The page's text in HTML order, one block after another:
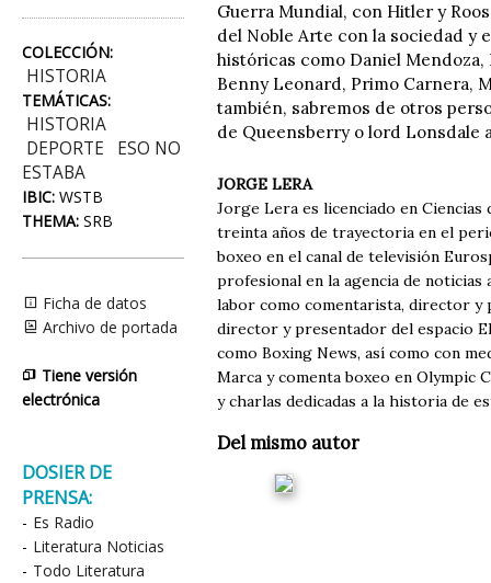
COLECCIÓN:
HISTORIA
TEMÁTICAS:
HISTORIA
DEPORTE
ESO NO
ESTABA
IBIC: WSTB
THEMA: SRB
Ficha de datos
Archivo de portada
Tiene versión
electrónica
DOSIER DE
PRENSA:
- Es Radio
- Literatura Noticias
- Todo Literatura
Guerra Mundial, con Hitler y
del Noble Arte con la sociedad y
históricas como Daniel Mendoza,
Benny Leonard, Primo Carnera,
también, sabremos de otros
de Queensberry o lord Lonsdale
JORGE LERA
Jorge Lera es licenciado en Ciencias
treinta años de trayectoria en el
boxeo en el canal de televisión
profesional en la agencia de noticias
labor como comentarista, director y
director y presentador del espacio
como Boxing News, así como con
Marca y comenta boxeo en Olympic
y charlas dedicadas a la historia de
Del mismo autor